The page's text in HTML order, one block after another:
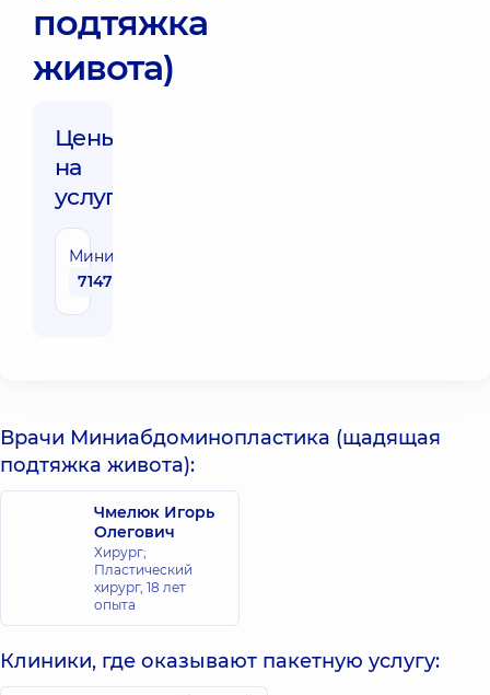
подтяжка
живота)
Цены
на
услуги:
Миниабдоминопластика
71470 грн
Врачи Миниабдоминопластика (щадящая
подтяжка живота):
Чмелюк Игорь
Олегович
Хирург;
Пластический
хирург, 18 лет
опыта
Клиники, где оказывают пакетную услугу: